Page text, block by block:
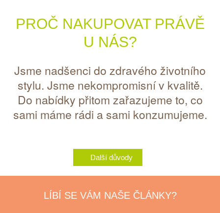
PROČ NAKUPOVAT PRÁVĚ
U NÁS?
Jsme nadšenci do zdravého životního
stylu. Jsme nekompromisní v kvalitě.
Do nabídky přitom zařazujeme to, co
sami máme rádi a sami konzumujeme.
Další důvody
LÍBÍ SE VÁM NAŠE ČLÁNKY?